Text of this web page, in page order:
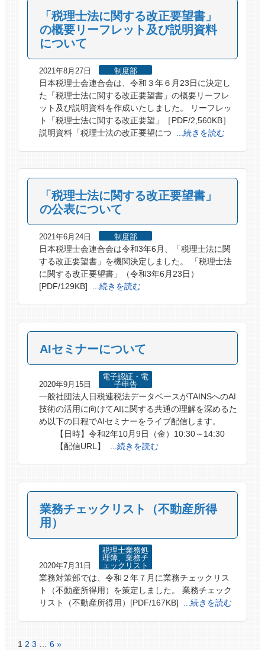
「税理士法に関する改正要望書」
の概要リーフレット及び説明資料
について
2021年8月27日 制度部
日本税理士会連合会は、令和３年６月23日に決定し
た「税理士法に関する改正要望書」の概要リーフレ
ット及び説明資料を作成いたしました。 リーフレッ
ト「税理士法に関する改正要望」［PDF/2,560KB］
説明資料「税理士法の改正要望につ
...続きを読む
「税理士法に関する改正要望書」
の公表について
2021年6月24日 制度部
日本税理士会連合会は令和3年6月、「税理士法に関
する改正要望書」を機関決定しました。 「税理士法
に関する改正要望書」（令和3年6月23日）
[PDF/129KB]
...続きを読む
AIセミナーについて
2020年9月15日
電子認証・電
子申告
一般社団法人日税連税法データベースがTAINSへのAI
技術の活用に向けてAIに関する共通の理解を深めるた
め以下の日程でAIセミナーをライブ配信します。
【日時】令和2年10月9日（金）10:30～14:30
【配信URL】
...続きを読む
業務チェックリスト（不動産所得
用）
2020年7月31日
税理士業務処
理簿、業務チ
ェックリスト
業務対策部では、令和２年７月に業務チェックリス
ト（不動産所得用）を策定しました。 業務チェック
リスト（不動産所得用）[PDF/167KB]
...続きを読む
1 2 3 6 »